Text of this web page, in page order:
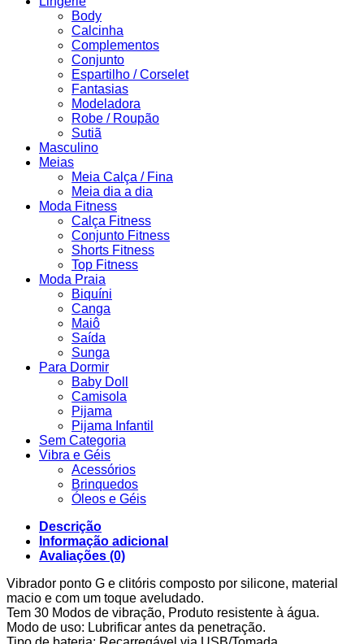
Body
Calcinha
Complementos
Conjunto
Espartilho / Corselet
Fantasias
Modeladora
Robe / Roupão
Sutiã
Masculino
Meias
Meia Calça / Fina
Meia dia a dia
Moda Fitness
Calça Fitness
Conjunto Fitness
Shorts Fitness
Top Fitness
Moda Praia
Biquíni
Canga
Maiô
Saída
Sunga
Para Dormir
Baby Doll
Camisola
Pijama
Pijama Infantil
Sem Categoria
Vibra e Géis
Acessórios
Brinquedos
Óleos e Géis
Descrição
Informação adicional
Avaliações (0)
Vibrador ponto G e clitóris composto por silicone, material
macio e com um toque aveludado.
Tem 30 Modos de vibração, Produto resistente à água.
Modo de uso: Lubrificar antes da penetração.